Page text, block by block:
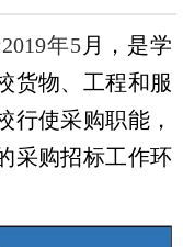
2019年5月，是学
货物、工程和服
行使采购职能，
采购招标工作环